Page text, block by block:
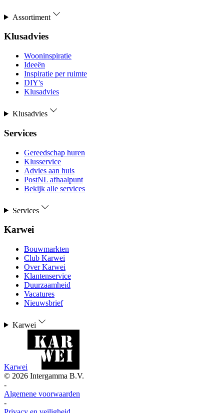
Assortiment
Klusadvies
Wooninspiratie
Ideeën
Inspiratie per ruimte
DIY's
Klusadvies
Klusadvies
Services
Gereedschap huren
Klusservice
Advies aan huis
PostNL afhaalpunt
Bekijk alle services
Services
Karwei
Bouwmarkten
Club Karwei
Over Karwei
Klantenservice
Duurzaamheid
Vacatures
Nieuwsbrief
Karwei
Karwei
© 2026 Intergamma B.V.
-
Algemene voorwaarden
-